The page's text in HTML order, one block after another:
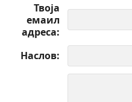
Твоја
емаил
адреса
Наслов